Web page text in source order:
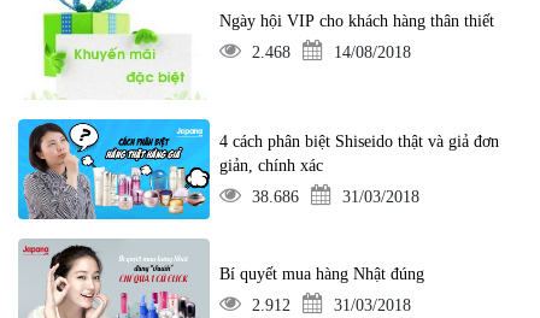
Ngày hội VIP cho khách hàng thân thiết
2.468
14/08/2018
4 cách phân biệt Shiseido thật và giả đơn
giản, chính xác
38.686
31/03/2018
Bí quyết mua hàng Nhật đúng
2.912
31/03/2018